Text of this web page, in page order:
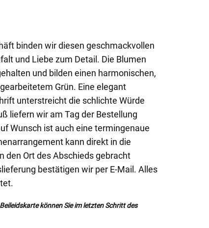
binden wir diesen geschmackvollen
und Liebe zum Detail. Die Blumen
und bilden einen harmonischen,
Grün. Eine elegant
unterstreicht die schlichte Würde
liefern wir am Tag der Bestellung
Wunsch ist auch eine termingenaue
kann direkt in die
den Ort des Abschieds gebracht
bestätigen wir per E-Mail. Alles
können Sie im letzten Schritt des